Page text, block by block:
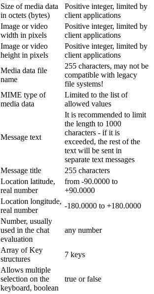
Size of media data
in octets (bytes)
Positive integer, limited by
client applications
Image or video
width in pixels
Positive integer, limited by
client applications
Image or video
height in pixels
Positive integer, limited by
client applications
Media data file
name
255 characters, may not be
compatible with legacy
file systems!
MIME type of
media data
Limited to the list of
allowed values
Message text
It is recommended to limit
the length to 1000
characters - if it is
exceeded, the rest of the
text will be sent in
separate text messages
Message title
255 characters
Location latitude,
real number
from -90.0000 to
+90.0000
Location longitude,
real number
-180.0000 to +180.0000
Number, usually
used in the chat
evaluation
any number
Array of Key
structures
7 keys
Allows multiple
selection on the
keyboard, boolean
true or false